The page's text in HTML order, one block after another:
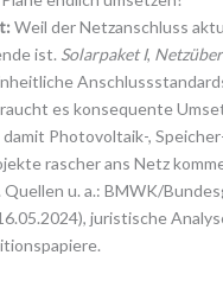
Weil der Netzanschluss
ist. Solarpaket I,
es konsequente
Photovoltaik-,
rascher ans Netz
u. a.: BMWK/
juristische